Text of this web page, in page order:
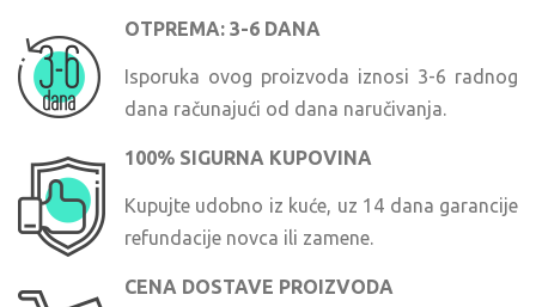
OTPREMA: 3-6 DANA
Isporuka ovog proizvoda iznosi 3-6 radnog
dana računajući od dana naručivanja.
100% SIGURNA KUPOVINA
Kupujte udobno iz kuće, uz 14 dana garancije
refundacije novca ili zamene.
CENA DOSTAVE PROIZVODA